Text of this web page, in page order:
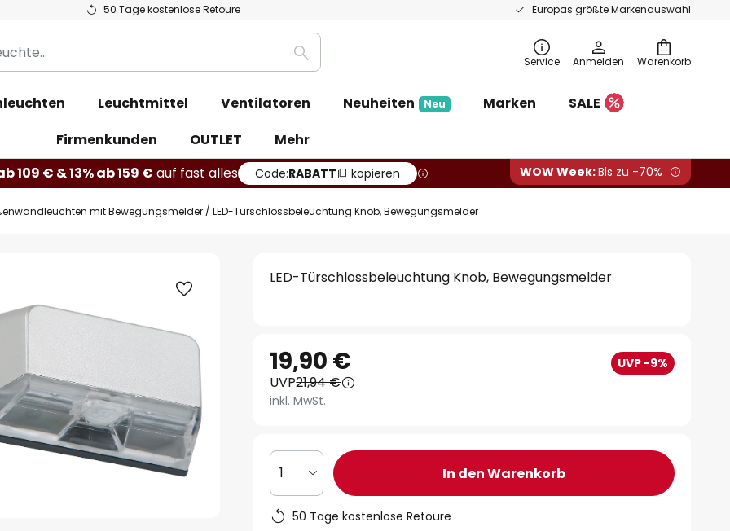
50 Tage kostenlose Retoure Europas größte Markenauswahl
Warenkorb
Suche Service Anmelden
Leuchtmittel Ventilatoren Neuheiten Neu Marken
SALE
Firmenkunden
OUTLET
Mehr
109 € & 13% ab 159 € auf fast alles Code:RABATT kopieren WOW Week:Bis zu -70%
mit Bewegungsmelder LED-Türschlossbeleuchtung Knob, Bewegungsmelder
LED-Türschlossbeleuchtung Knob, Bewegungsmelder
19,90 € UVP -9%
UVP21,94 €
inkl. MwSt.
1 In den Warenkorb
50 Tage kostenlose Retoure